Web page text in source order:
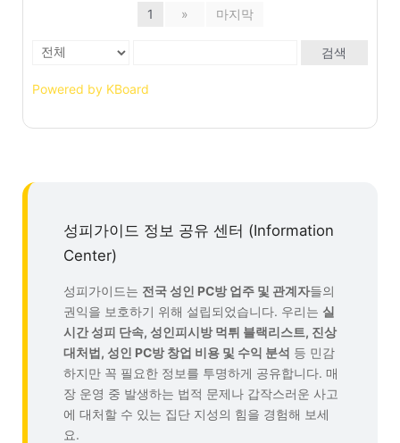
1 » 마지막
검색
Powered by KBoard
성피가이드 정보 공유 센터 (Information
Center)
성피가이드는 전국 성인 PC방 업주 및 관계자들의
권익을 보호하기 위해 설립되었습니다. 우리는 실
시간 성피 단속, 성인피시방 먹튀 블랙리스트, 진상
대처법, 성인 PC방 창업 비용 및 수익 분석 등 민감
하지만 꼭 필요한 정보를 투명하게 공유합니다. 매
장 운영 중 발생하는 법적 문제나 갑작스러운 사고
에 대처할 수 있는 집단 지성의 힘을 경험해 보세
요.